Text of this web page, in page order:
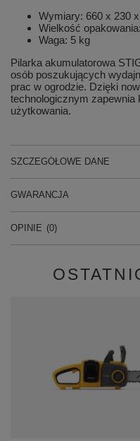
Wymiary: 660 x 230
Wielkość
Waga: 5 kg
Pilarka akumulatorowa
osób poszukujących
prac w ogrodzie. Dzięki
technologicznym zapewnia
użytkowania.
SZCZEGÓŁOWE DANE
GWARANCJA
OPINIE (0)